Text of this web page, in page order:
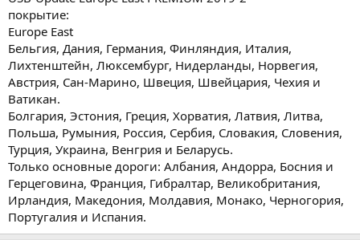
покрытие:
Europe East
Бельгия, Дания, Германия, Финляндия, Италия,
Лихтенштейн, Люксембург, Нидерланды, Норвегия,
Австрия, Сан-Марино, Швеция, Швейцария, Чехия и
Ватикан.
Болгария, Эстония, Греция, Хорватия, Латвия, Литва,
Польша, Румыния, Россия, Сербия, Словакия, Словения,
Турция, Украина, Венгрия и Беларусь.
Только основные дороги: Албания, Андорра, Босния и
Герцеговина, Франция, Гибралтар, Великобритания,
Ирландия, Македония, Молдавия, Монако, Черногория,
Португалия и Испания.